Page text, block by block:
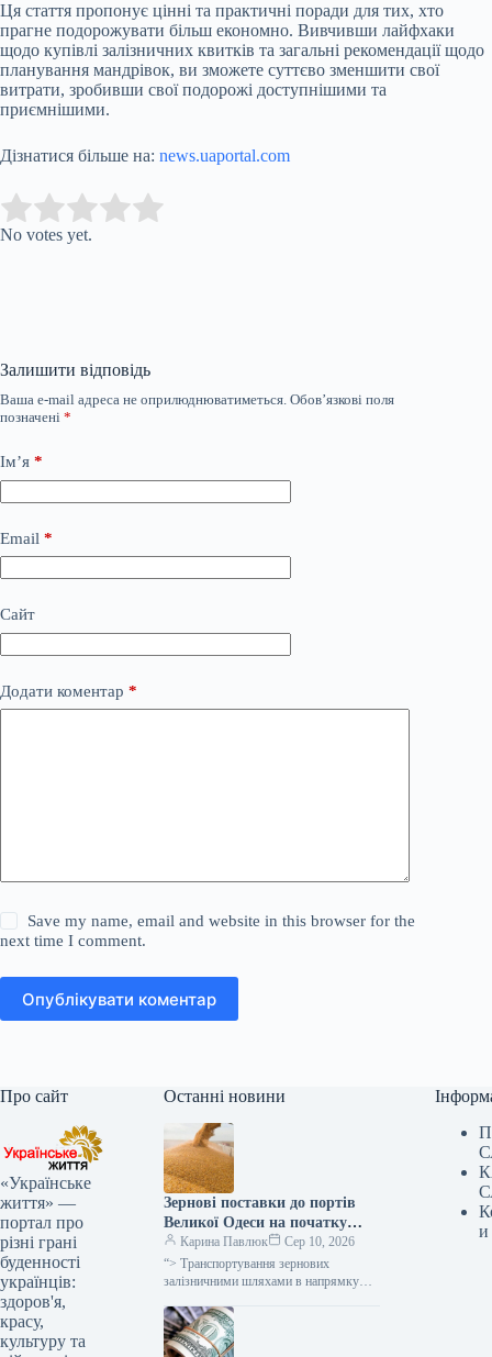
Ця стаття пропонує цінні та практичні поради для тих, хто
прагне подорожувати більш економно. Вивчивши лайфхаки
щодо купівлі залізничних квитків та загальні рекомендації щодо
планування мандрівок, ви зможете суттєво зменшити свої
витрати, зробивши свої подорожі доступнішими та
приємнішими.
Дізнатися більше на: news.uaportal.com
Rate this item:
No votes yet.
Залишити відповідь
Ваша e-mail адреса не оприлюднюватиметься. Обов’язкові поля
позначені *
Ім’я *
Email *
Сайт
Додати коментар *
Save my name, email and website in this browser for the
next time I comment.
Опублікувати коментар
Про сайт
«Українське
життя» —
портал про
різні грані
буденності
українців:
здоров'я,
красу,
культуру та
Останні новини
Зернові поставки до портів
Великої Одеси на початку
серпня скоротилися на 84% –
Spike Brokers
Карина Павлюк
Сер 10, 2026
“> Транспортування зернових
залізничними шляхами в напрямку
перші п’ять днів серпня зменшилося
на 84,3% порівняно…
и